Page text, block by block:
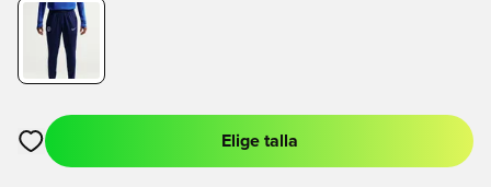
Abre un modal para iniciar sesión o registrarse como miembro
Elige talla